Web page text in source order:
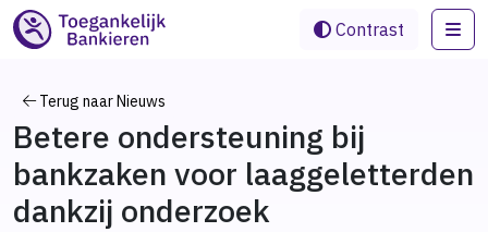
Contrast
Terug naar Nieuws
Betere ondersteuning bij
bankzaken voor laaggeletterden
dankzij onderzoek